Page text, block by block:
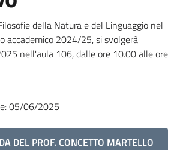
della Natura e del Linguaggio nel
accademico 2024/25, si svolgerà
nell'aula 106, dalle ore 10.00 alle ore
05/06/2025
DEL PROF. CONCETTO MARTELLO